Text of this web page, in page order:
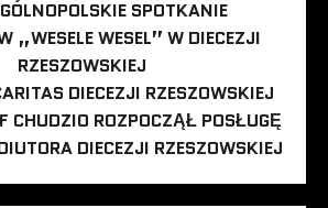
SPOTKANIE
„WESELE WESEL” W DIECEZJI
RZESZOWSKIEJ
DIECEZJI RZESZOWSKIEJ
CHUDZIO ROZPOCZĄŁ POSŁUGĘ
DIECEZJI RZESZOWSKIEJ